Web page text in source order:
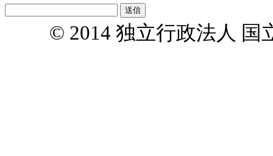
© 2014 独立行政法人 国